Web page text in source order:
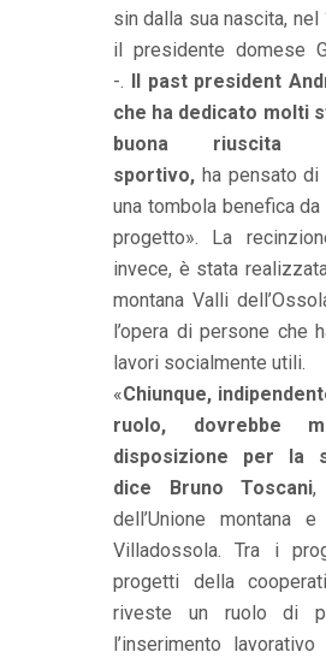
sin dalla sua nascita,
il presidente domese
-. Il past president
che ha dedicato molti
buona riuscita
sportivo, ha pensato di
una tombola benefica
progetto». La
invece, è stata
montana Valli
l’opera di persone che
lavori socialmente utili.
«Chiunque,
ruolo, dovrebbe
disposizione per la
dice Bruno Toscani,
dell’Unione montana
Villadossola. Tra i
progetti della
riveste un ruolo di
l’inserimento